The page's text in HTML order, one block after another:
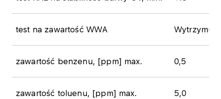
test na zawartość WWA Wytrzymuje
zawartość benzenu, [ppm] max. 0,5
zawartość toluenu, [ppm] max. 5,0